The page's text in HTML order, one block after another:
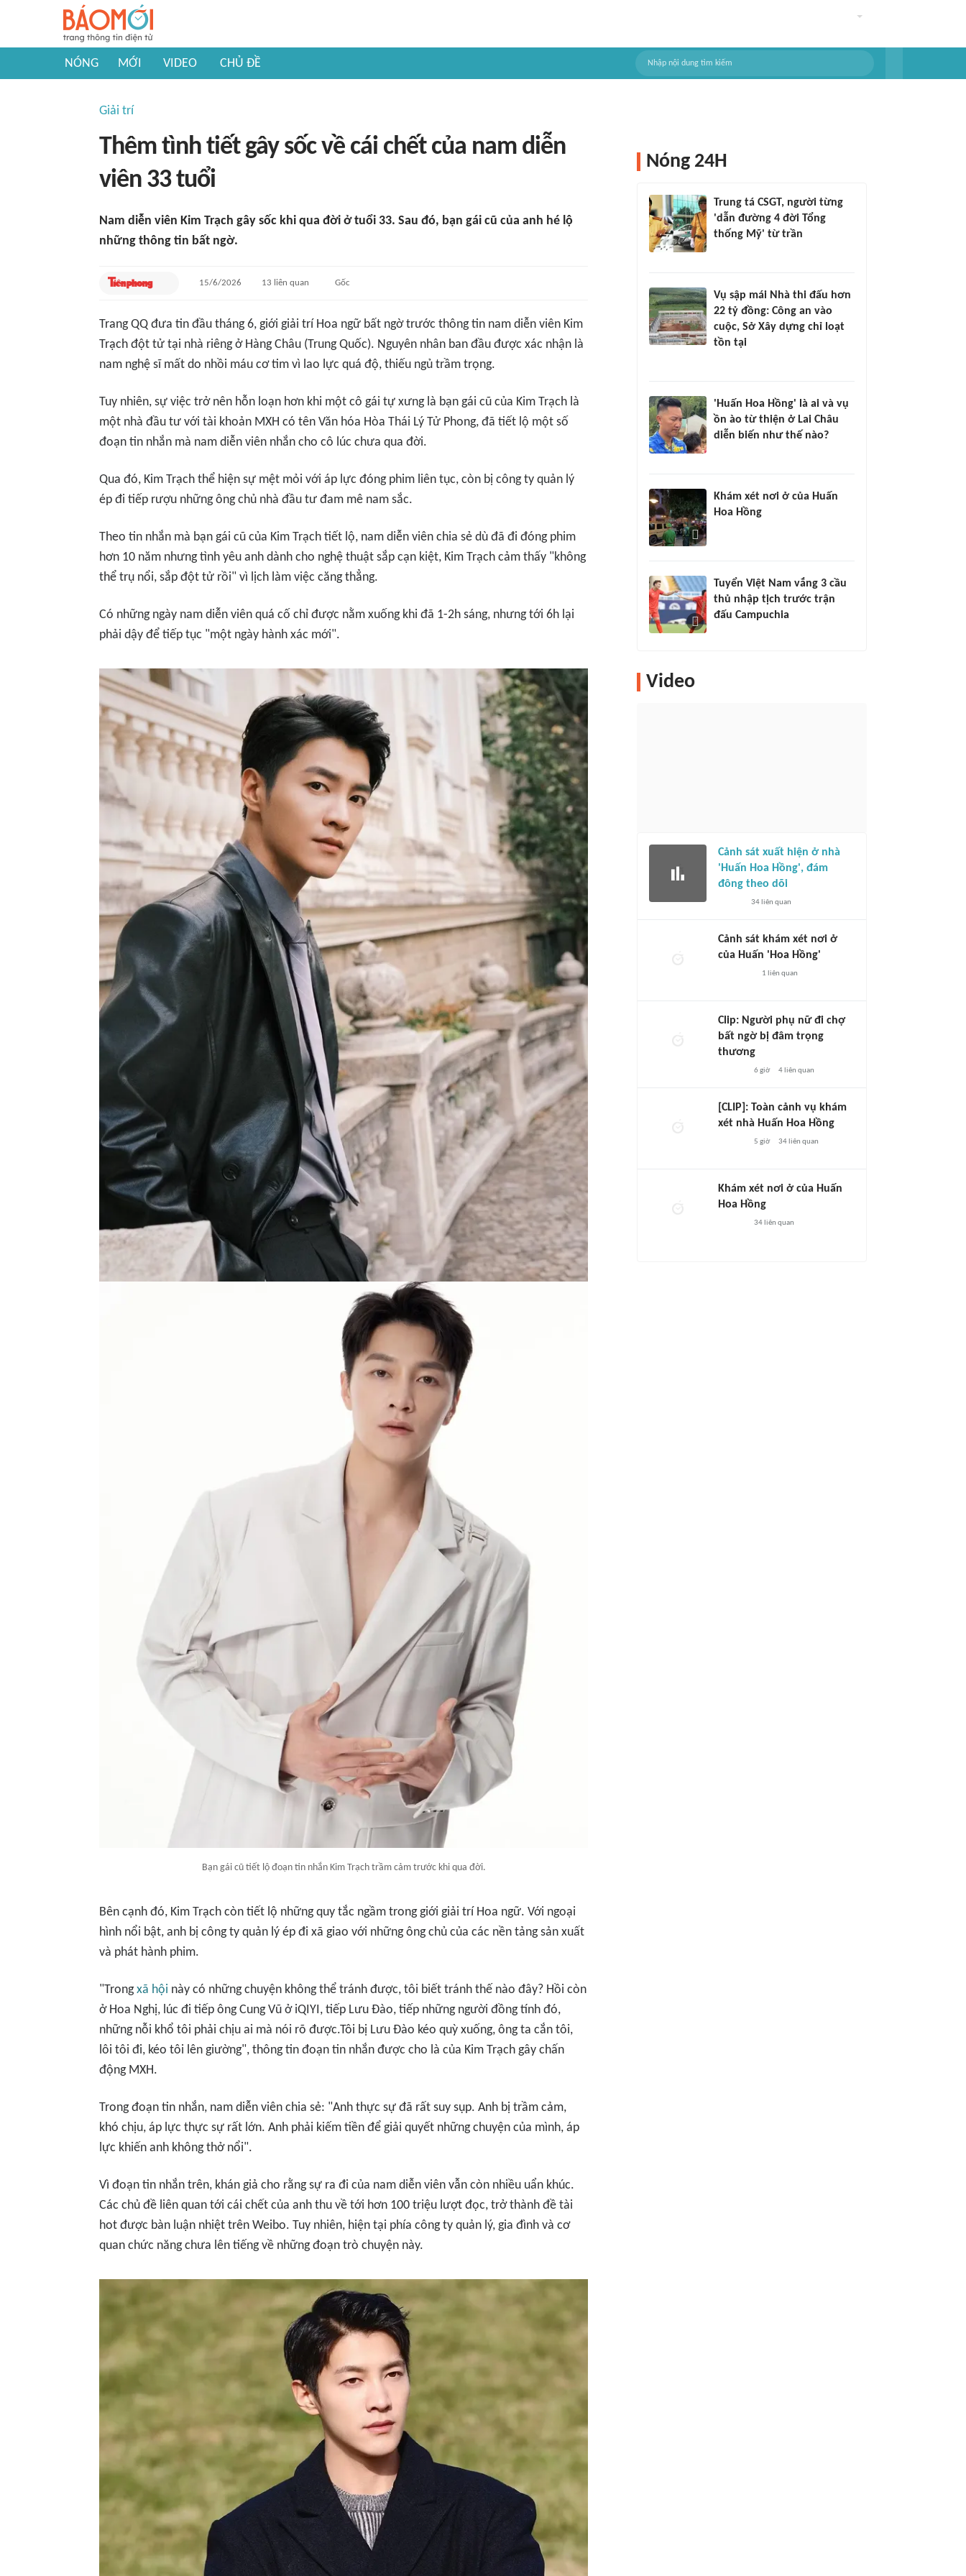
NÓNG MỚI VIDEO CHỦ ĐỀ
Giải trí
Thêm tình tiết gây sốc về cái chết của nam diễn
viên 33 tuổi
Nam diễn viên Kim Trạch gây sốc khi qua đời ở tuổi 33. Sau đó, bạn gái cũ của anh hé lộ
những thông tin bất ngờ.
15/6/2026 13 liên quan Gốc
TrangQQ đưa tin đầu tháng 6, giới giải trí Hoa ngữ bất ngờ trước thông tin nam diễn viên Kim
Trạch đột tử tại nhà riêng ở Hàng Châu (Trung Quốc). Nguyên nhân ban đầu được xác nhận là
nam nghệ sĩ mất do nhồi máu cơ tim vì lao lực quá độ, thiếu ngủ trầm trọng.
Tuy nhiên, sự việc trở nên hỗn loạn hơn khi một cô gái tự xưng là bạn gái cũ của Kim Trạch là
một nhà đầu tư với tài khoản MXH có tên Văn hóa Hòa Thái Lý Tử Phong, đã tiết lộ một số
đoạn tin nhắn mà nam diễn viên nhắn cho cô lúc chưa qua đời.
Qua đó, Kim Trạch thể hiện sự mệt mỏi với áp lực đóng phim liên tục, còn bị công ty quản lý
ép đi tiếp rượu những ông chủ nhà đầu tư đam mê nam sắc.
Theo tin nhắn mà bạn gái cũ của Kim Trạch tiết lộ, nam diễn viên chia sẻ dù đã đi đóng phim
hơn 10 năm nhưng tình yêu anh dành cho nghệ thuật sắp cạn kiệt, Kim Trạch cảm thấy "không
thể trụ nổi, sắp đột tử rồi" vì lịch làm việc căng thẳng.
Có những ngày nam diễn viên quá cố chỉ được nằm xuống khi đã 1-2h sáng, nhưng tới 6h lại
phải dậy để tiếp tục "một ngày hành xác mới".
Bạn gái cũ tiết lộ đoạn tin nhắn Kim Trạch trầm cảm trước khi qua đời.
Bên cạnh đó, Kim Trạch còn tiết lộ những quy tắc ngầm trong giới giải trí Hoa ngữ. Với ngoại
hình nổi bật, anh bị công ty quản lý ép đi xã giao với những ông chủ của các nền tảng sản xuất
và phát hành phim.
"Trongxã hội này có những chuyện không thể tránh được, tôi biết tránh thế nào đây? Hồi còn
ở Hoa Nghị, lúc đi tiếp ông Cung Vũ ở iQIYI, tiếp Lưu Đào, tiếp những người đồng tính đó,
những nỗi khổ tôi phải chịu ai mà nói rõ được.Tôi bị Lưu Đào kéo quỳ xuống, ông ta cắn tôi,
lôi tôi đi, kéo tôi lên giường", thông tin đoạn tin nhắn được cho là của Kim Trạch gây chấn
động MXH.
Trong đoạn tin nhắn, nam diễn viên chia sẻ: "Anh thực sự đã rất suy sụp. Anh bị trầm cảm,
khó chịu, áp lực thực sự rất lớn. Anh phải kiếm tiền để giải quyết những chuyện của mình, áp
lực khiến anh không thở nổi".
Vì đoạn tin nhắn trên, khán giả cho rằng sự ra đi của nam diễn viên vẫn còn nhiều uẩn khúc.
Các chủ đề liên quan tới cái chết của anh thu về tới hơn 100 triệu lượt đọc, trở thành đề tài
hot được bàn luận nhiệt trên Weibo. Tuy nhiên, hiện tại phía công ty quản lý, gia đình và cơ
quan chức năng chưa lên tiếng về những đoạn trò chuyện này.
Nóng 24H
Trung tá CSGT, người từng
'dẫn đường 4 đời Tổng
thống Mỹ' từ trần
Vụ sập mái Nhà thi đấu hơn
22 tỷ đồng: Công an vào
cuộc, Sở Xây dựng chỉ loạt
tồn tại
'Huấn Hoa Hồng' là ai và vụ
ồn ào từ thiện ở Lai Châu
diễn biến như thế nào?
Khám xét nơi ở của Huấn
Hoa Hồng
Tuyển Việt Nam vắng 3 cầu
thủ nhập tịch trước trận
đấu Campuchia
Video
Cảnh sát xuất hiện ở nhà
'Huấn Hoa Hồng', đám
đông theo dõi
34liên quan
Cảnh sát khám xét nơi ở
của Huấn 'Hoa Hồng'
1 liên quan
Clip: Người phụ nữ đi chợ
bất ngờ bị đâm trọng
thương
6 giờ 4liên quan
[CLIP]: Toàn cảnh vụ khám
xét nhà Huấn Hoa Hồng
5 giờ 34liên quan
Khám xét nơi ở của Huấn
Hoa Hồng
34liên quan